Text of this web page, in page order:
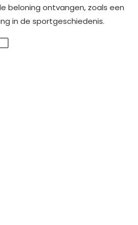
beloning ontvangen, zoals een
in de sportgeschiedenis.